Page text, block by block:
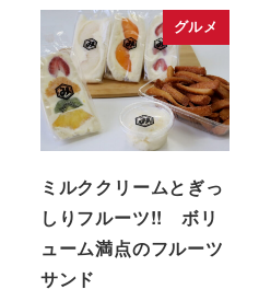
グルメ
ミルククリームとぎっ
しりフルーツ!! ボリ
ューム満点のフルーツ
サンド